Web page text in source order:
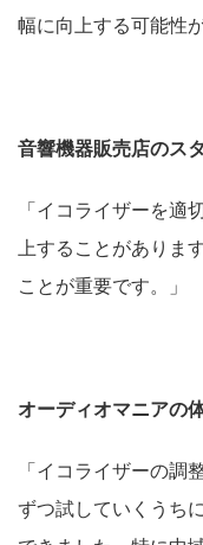
幅に向上する可能性
音響機器販売店のス
「イコライザーを適
上することがありま
ことが重要です。」
オーディオマニアの体
「イコライザーの調
ずつ試していくうち